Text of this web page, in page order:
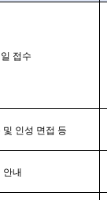
접수
및 인성 면접 등
안내